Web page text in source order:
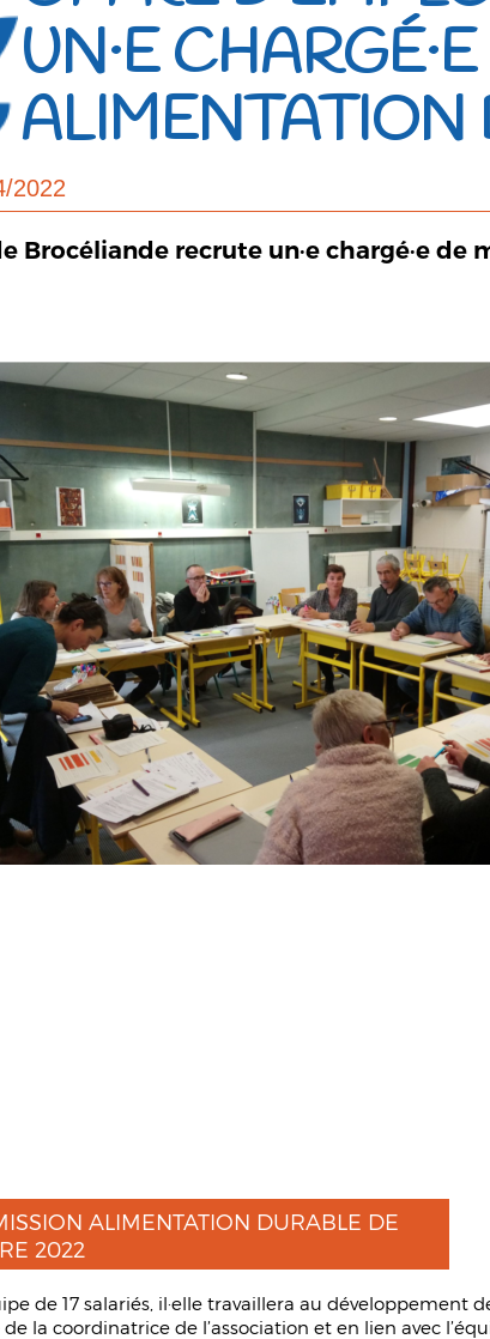
UN·E
ALIMENTATION
2022
Brocéliande recrute un·e chargé·e
ALIMENTATION DURABLE DE
2022
de 17 salariés, il·elle travaillera au développement
la coordinatrice de l’association et en lien avec